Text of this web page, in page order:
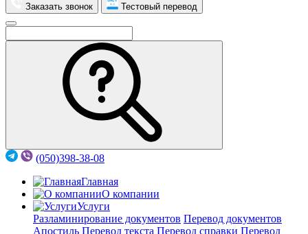
Заказать звонок Тестовый перевод
(050)398-38-08
Главная
О компании
Услуги
Разламинирование документов Перевод документов
Апостиль Перевод текста Перевод справки Перевод